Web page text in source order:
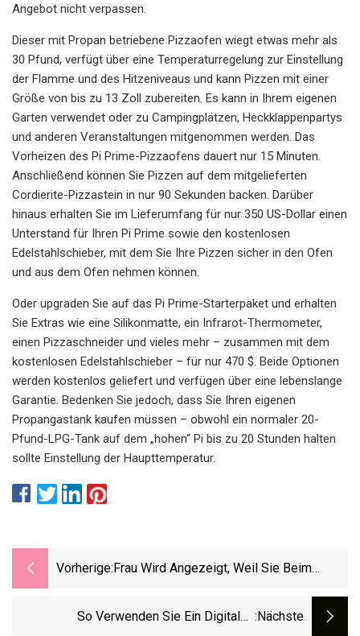
Angebot nicht verpassen.
Dieser mit Propan betriebene Pizzaofen wiegt etwas mehr als
30 Pfund, verfügt über eine Temperaturregelung zur Einstellung
der Flamme und des Hitzeniveaus und kann Pizzen mit einer
Größe von bis zu 13 Zoll zubereiten. Es kann in Ihrem eigenen
Garten verwendet oder zu Campingplätzen, Heckklappenpartys
und anderen Veranstaltungen mitgenommen werden. Das
Vorheizen des Pi Prime-Pizzaofens dauert nur 15 Minuten.
Anschließend können Sie Pizzen auf dem mitgelieferten
Cordierite-Pizzastein in nur 90 Sekunden backen. Darüber
hinaus erhalten Sie im Lieferumfang für nur 350 US-Dollar einen
Unterstand für Ihren Pi Prime sowie den kostenlosen
Edelstahlschieber, mit dem Sie Ihre Pizzen sicher in den Ofen
und aus dem Ofen nehmen können.
Oder upgraden Sie auf das Pi Prime-Starterpaket und erhalten
Sie Extras wie eine Silikonmatte, ein Infrarot-Thermometer,
einen Pizzaschneider und vieles mehr – zusammen mit dem
kostenlosen Edelstahlschieber – für nur 470 $. Beide Optionen
werden kostenlos geliefert und verfügen über eine lebenslange
Garantie. Bedenken Sie jedoch, dass Sie Ihren eigenen
Propangastank kaufen müssen – obwohl ein normaler 20-
Pfund-LPG-Tank auf dem „hohen“ Pi bis zu 20 Stunden halten
sollte Einstellung der Haupttemperatur.
Vorherige: Frau Wird Angezeigt, Weil Sie Beim
Gelassen Hat
So Verwenden Sie Ein Digitales :nächste